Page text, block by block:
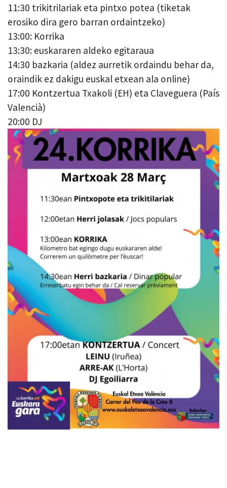
11:30 trikitrilariak eta pintxo potea (tiketak
erosiko dira gero barran ordaintzeko)
13:00: Korrika
13:30: euskararen aldeko egitaraua
14:30 bazkaria (aldez aurretik ordaindu behar da,
oraindik ez dakigu euskal etxean ala online)
17:00 Kontzertua Txakoli (EH) eta Claveguera (País
Valencià)
20:00 DJ